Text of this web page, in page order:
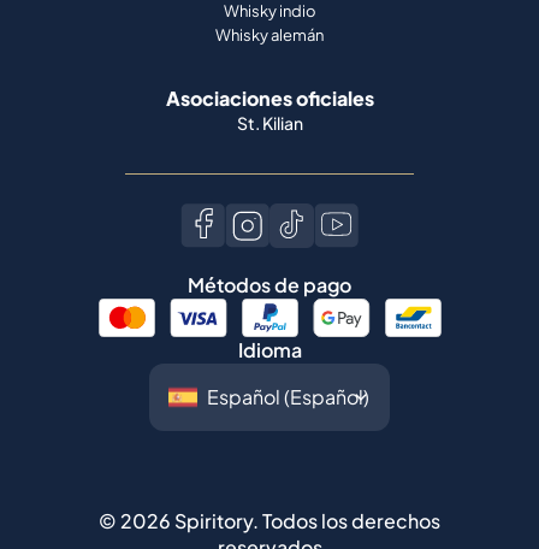
Whisky indio
Whisky alemán
Asociaciones oficiales
St. Kilian
Métodos de pago
Idioma
© 2026 Spiritory.Todos los derechos